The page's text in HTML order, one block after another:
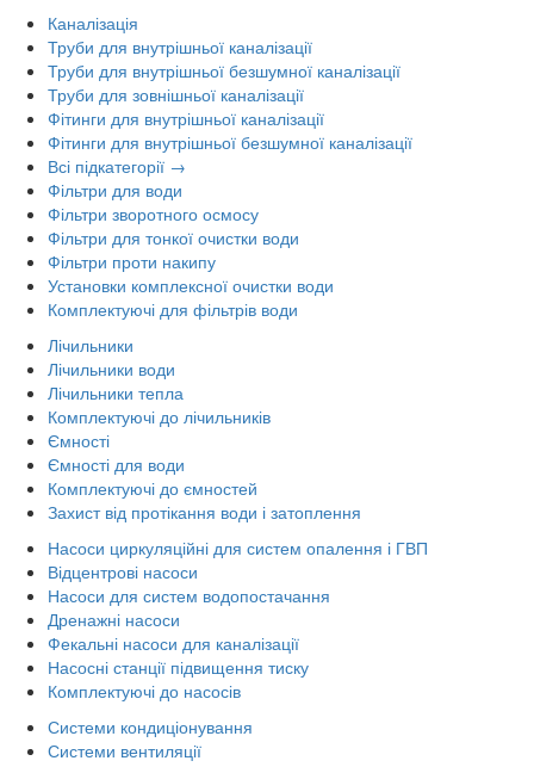
Каналізація
Труби для внутрішньої каналізації
Труби для внутрішньої безшумної каналізації
Труби для зовнішньої каналізації
Фітинги для внутрішньої каналізації
Фітинги для внутрішньої безшумної каналізації
Всі підкатегорії →
Фільтри для води
Фільтри зворотного осмосу
Фільтри для тонкої очистки води
Фільтри проти накипу
Установки комплексної очистки води
Комплектуючі для фільтрів води
Лічильники
Лічильники води
Лічильники тепла
Комплектуючі до лічильників
Ємності
Ємності для води
Комплектуючі до ємностей
Захист від протікання води і затоплення
Насоси циркуляційні для систем опалення і ГВП
Відцентрові насоси
Насоси для систем водопостачання
Дренажні насоси
Фекальні насоси для каналізації
Насосні станції підвищення тиску
Комплектуючі до насосів
Системи кондиціонування
Системи вентиляції